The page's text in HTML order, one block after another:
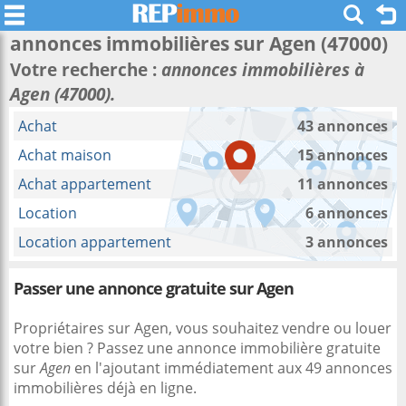
annonces immobilières sur Agen (47000)
Votre recherche : annonces immobilières à
Agen (47000).
Achat
43 annonces
Achat maison
15 annonces
Achat appartement
11 annonces
Location
6 annonces
Location appartement
3 annonces
Passer une annonce gratuite sur Agen
Propriétaires sur Agen, vous souhaitez vendre ou louer
votre bien ? Passez une annonce immobilière gratuite
surAgen en l'ajoutant immédiatement aux 49 annonces
immobilières déjà en ligne.